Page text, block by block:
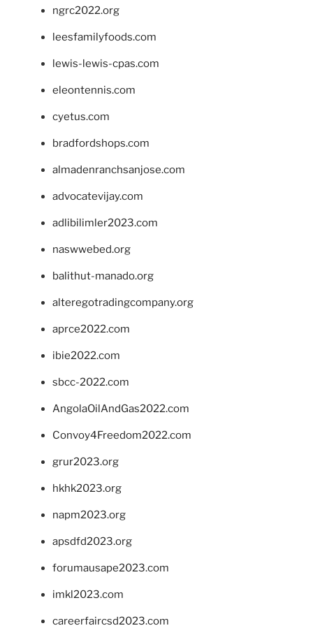
ngrc2022.org
leesfamilyfoods.com
lewis-lewis-cpas.com
eleontennis.com
cyetus.com
bradfordshops.com
almadenranchsanjose.com
advocatevijay.com
adlibilimler2023.com
naswwebed.org
balithut-manado.org
alteregotradingcompany.org
aprce2022.com
ibie2022.com
sbcc-2022.com
AngolaOilAndGas2022.com
Convoy4Freedom2022.com
grur2023.org
hkhk2023.org
napm2023.org
apsdfd2023.org
forumausape2023.com
imkl2023.com
careerfaircsd2023.com